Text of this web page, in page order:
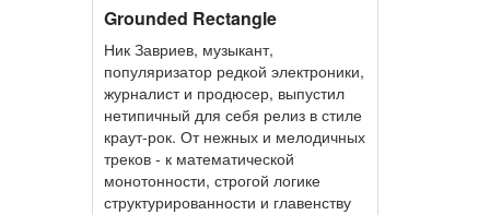
Grounded Rectangle
Ник Завриев, музыкант,
популяризатор редкой электроники,
журналист и продюсер, выпустил
нетипичный для себя релиз в стиле
краут-рок. От нежных и мелодичных
треков - к математической
монотонности, строгой логике
структурированности и главенству